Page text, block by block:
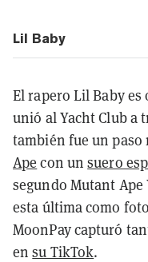
Lil Baby
El rapero Lil Baby es
unió al Yacht Club a
también fue un paso
Ape con unsuero
segundo Mutant
esta última como
MoonPay capturó
ensu TikTok.